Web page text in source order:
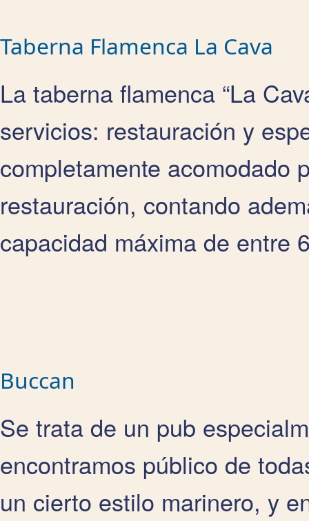
Taberna Flamenca La Cava
La taberna flamenca “La
servicios: restauración y
completamente acomodado
restauración, contando
capacidad máxima de entre
Buccan
Se trata de un pub
encontramos público de
un cierto estilo marinero, y